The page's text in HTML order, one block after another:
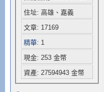
住址: 高雄、嘉義
文章: 17169
精華: 1
現金: 253 金幣
資產: 27594943 金幣